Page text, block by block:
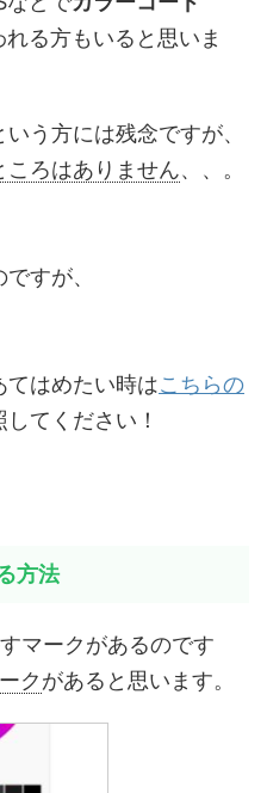
る方もいると思いま
う方には残念ですが、
ころはありません、、。
すが、
てはめたい時はこちらの
してください！
方法
マークがあるのです
クがあると思います。